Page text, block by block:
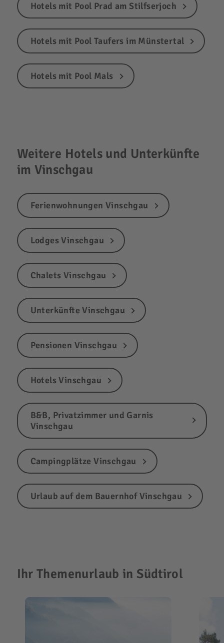
Hotels mit Pool Prad am Stilfserjoch
Hotels mit Pool Taufers im Münstertal
Hotels mit Pool Mals
Weitere Hotels und Unterkünfte
im Vinschgau
Ferienwohnungen Vinschgau
Lodges Vinschgau
Chalets Vinschgau
Unterkünfte Vinschgau
Pensionen Vinschgau
Hotels Vinschgau
B&B, Privatzimmer und Garnis
Vinschgau
Campingplätze Vinschgau
Urlaub auf dem Bauernhof Vinschgau
Ihr Themenurlaub in Südtirol